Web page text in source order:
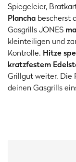
Spiegeleier,
Plancha bescherst
Gasgrills JONES
kleinteiligen und
Kontrolle. Hitze
kratzfestem
Grillgut weiter. Die
deinen Gasgrills